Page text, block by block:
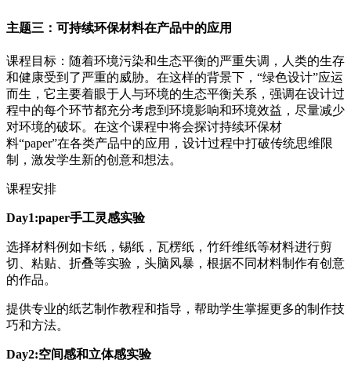
主题三：可持续环保材料在产品中的应用
课程目标：随着环境污染和生态平衡的严重失调，人类的生存
和健康受到了严重的威胁。在这样的背景下，“绿色设计”应运
而生，它主要着眼于人与环境的生态平衡关系，强调在设计过
程中的每个环节都充分考虑到环境影响和环境效益，尽量减少
对环境的破坏。在这个课程中将会探讨持续环保材
料“paper”在各类产品中的应用，设计过程中打破传统思维限
制，激发学生新的创意和想法。
课程安排
Day1:paper手工灵感实验
选择材料例如卡纸，锡纸，瓦楞纸，竹纤维纸等材料进行剪
切、粘贴、折叠等实验，头脑风暴，根据不同材料制作有创意
的作品。
提供专业的纸艺制作教程和指导，帮助学生掌握更多的制作技
巧和方法。
Day2:空间感和立体感实验